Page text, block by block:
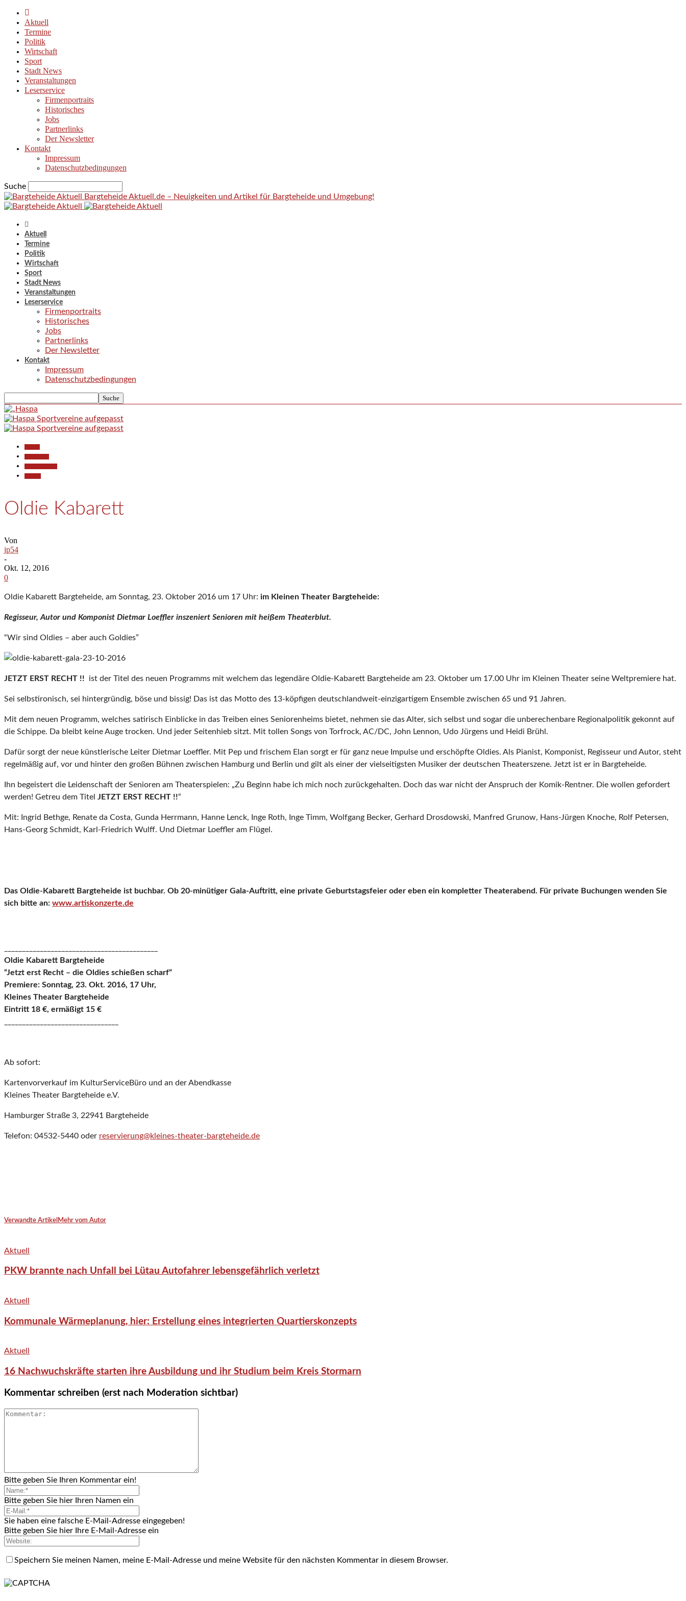
Aktuell
Termine
Politik
Wirtschaft
Sport
Stadt News
Veranstaltungen
Leserservice
Firmenportraits
Historisches
Jobs
Partnerlinks
Der Newsletter
Kontakt
Impressum
Datenschutzbedingungen
Suche
Bargteheide Aktuell.de – Neuigkeiten und Artikel für Bargteheide und Umgebung!
Aktuell
Termine
Politik
Wirtschaft
Sport
Stadt News
Veranstaltungen
Leserservice
Firmenportraits
Historisches
Jobs
Partnerlinks
Der Newsletter
Kontakt
Impressum
Datenschutzbedingungen
Oldie Kabarett
Von
jp54
-
Okt. 12, 2016
0
Oldie Kabarett Bargteheide, am Sonntag, 23. Oktober 2016 um 17 Uhr: im Kleinen Theater Bargteheide:
Regisseur, Autor und Komponist Dietmar Loeffler inszeniert Senioren mit heißem Theaterblut.
“Wir sind Oldies – aber auch Goldies”
JETZT ERST RECHT !! ist der Titel des neuen Programms mit welchem das legendäre Oldie-Kabarett Bargteheide am 23. Oktober um 17.00 Uhr im Kleinen Theater seine Weltpremiere hat.
Sei selbstironisch, sei hintergründig, böse und bissig! Das ist das Motto des 13-köpfigen deutschlandweit-einzigartigem Ensemble zwischen 65 und 91 Jahren.
Mit dem neuen Programm, welches satirisch Einblicke in das Treiben eines Seniorenheims bietet, nehmen sie das Alter, sich selbst und sogar die unberechenbare Regionalpolitik gekonnt auf
die Schippe. Da bleibt keine Auge trocken. Und jeder Seitenhieb sitzt. Mit tollen Songs von Torfrock, AC/DC, John Lennon, Udo Jürgens und Heidi Brühl.
Dafür sorgt der neue künstlerische Leiter Dietmar Loeffler. Mit Pep und frischem Elan sorgt er für ganz neue Impulse und erschöpfte Oldies. Als Pianist, Komponist, Regisseur und Autor, steht
regelmäßig auf, vor und hinter den großen Bühnen zwischen Hamburg und Berlin und gilt als einer der vielseitigsten Musiker der deutschen Theaterszene. Jetzt ist er in Bargteheide.
Ihn begeistert die Leidenschaft der Senioren am Theaterspielen: „Zu Beginn habe ich mich noch zurückgehalten. Doch das war nicht der Anspruch der Komik-Rentner. Die wollen gefordert
werden! Getreu dem Titel JETZT ERST RECHT !!“
Mit: Ingrid Bethge, Renate da Costa, Gunda Herrmann, Hanne Lenck, Inge Roth, Inge Timm, Wolfgang Becker, Gerhard Drosdowski, Manfred Grunow, Hans-Jürgen Knoche, Rolf Petersen,
Hans-Georg Schmidt, Karl-Friedrich Wulff. Und Dietmar Loeffler am Flügel.
Das Oldie-Kabarett Bargteheide ist buchbar. Ob 20-minütiger Gala-Auftritt, eine private Geburtstagsfeier oder eben ein kompletter Theaterabend. Für private Buchungen wenden Sie
sich bitte an: www.artiskonzerte.de
Oldie Kabarett Bargteheide
“Jetzt erst Recht – die Oldies schießen scharf“
Premiere: Sonntag, 23. Okt. 2016, 17 Uhr,
Kleines Theater Bargteheide
Eintritt 18 €, ermäßigt 15 €
Ab sofort:
Kartenvorverkauf im KulturServiceBüro und an der Abendkasse
Kleines Theater Bargteheide e.V.
Hamburger Straße 3, 22941 Bargteheide
Telefon: 04532-5440 oder reservierung@kleines-theater-bargteheide.de
Verwandte Artikel Mehr vom Autor
Aktuell
PKW brannte nach Unfall bei Lütau Autofahrer lebensgefährlich verletzt
Aktuell
Kommunale Wärmeplanung, hier: Erstellung eines integrierten Quartierskonzepts
Aktuell
16 Nachwuchskräfte starten ihre Ausbildung und ihr Studium beim Kreis Stormarn
Kommentar schreiben (erst nach Moderation sichtbar)
Bitte geben Sie Ihren Kommentar ein!
Bitte geben Sie hier Ihren Namen ein
Sie haben eine falsche E-Mail-Adresse eingegeben!
Bitte geben Sie hier Ihre E-Mail-Adresse ein
Speichern Sie meinen Namen, meine E-Mail-Adresse und meine Website für den nächsten Kommentar in diesem Browser.